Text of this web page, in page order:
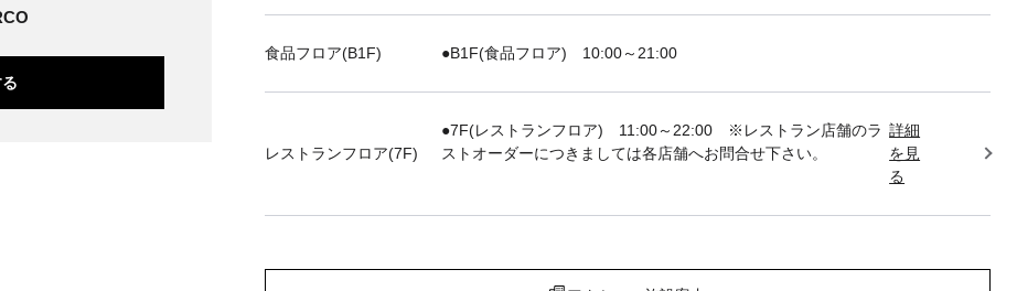
食品フロア(B1F) ●B1F(食品フロア) 10:00～21:00
レストランフロア(7F)
●7F(レストランフロア) 11:00～22:00 ※レストラン店舗のラ
ストオーダーにつきましては各店舗へお問合せ下さい。
詳細
を見
る